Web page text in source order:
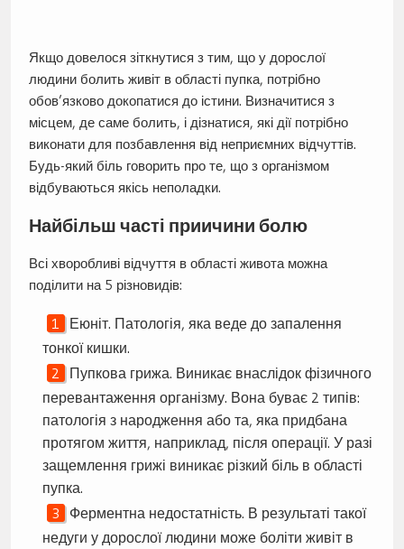
Якщо довелося зіткнутися з тим, що у дорослої
людини болить живіт в області пупка, потрібно
обов’язково докопатися до істини. Визначитися з
місцем, де саме болить, і дізнатися, які дії потрібно
виконати для позбавлення від неприємних відчуттів.
Будь-який біль говорить про те, що з організмом
відбуваються якісь неполадки.
Найбільш часті приичини болю
Всі хворобливі відчуття в області живота можна
поділити на 5 різновидів:
Еюніт. Патологія, яка веде до запалення
тонкої кишки.
Пупкова грижа. Виникає внаслідок фізичного
перевантаження організму. Вона буває 2 типів:
патологія з народження або та, яка придбана
протягом життя, наприклад, після операції. У разі
защемлення грижі виникає різкий біль в області
пупка.
Ферментна недостатність. В результаті такої
недуги у дорослої людини може боліти живіт в